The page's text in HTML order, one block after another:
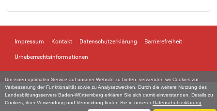
Um einen optimalen Service auf unserer Website zu bieten, verwenden wir Cookies zur
Verbesserung der Funktionalität sowie zu Analysezwecken. Durch die weitere Nutzung des
Landesbildungsservers Baden-Württemberg erklären Sie sich damit einverstanden. Details zu
Cookies, ihrer Verwendung und Vermeidung finden Sie in unserer Datenschutzerklärung
e
g
e
d
i
Impressum Kontakt Datenschutzerklärung Barrierefreiheit
Urheberrechtsinformationen